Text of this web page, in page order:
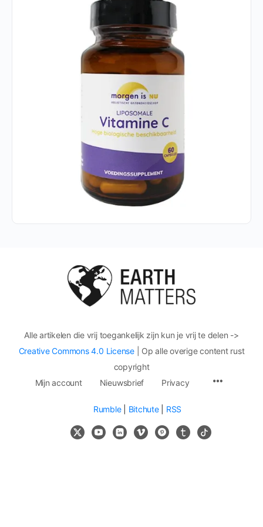
Alle artikelen die vrij toegankelijk zijn kun je vrij te delen ->
Creative Commons 4.0 License| Op alle overige content rust
copyright
Mijn account
Nieuwsbrief Privacy
Rumble| Bitchute| RSS